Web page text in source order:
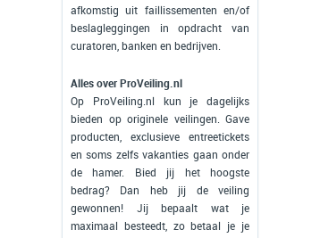
afkomstig uit faillissementen en/of
beslagleggingen in opdracht van
curatoren, banken en bedrijven.
Alles over ProVeiling.nl
Op ProVeiling.nl kun je dagelijks
bieden op originele veilingen. Gave
producten, exclusieve entreetickets
en soms zelfs vakanties gaan onder
de hamer. Bied jij het hoogste
bedrag? Dan heb jij de veiling
gewonnen! Jij bepaalt wat je
maximaal besteedt, zo betaal je je